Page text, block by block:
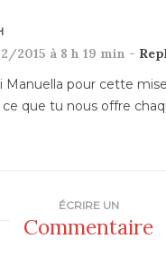
2015 à 8 h 19 min -
Manuella pour cette
que tu nous offre
ÉCRIRE UN
Commentaire